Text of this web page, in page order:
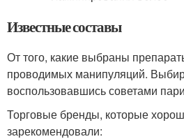
Известные составы
От того, какие выбраны
проводимых манипуляций.
воспользовавшись советами
Торговые бренды, которые
зарекомендовали: